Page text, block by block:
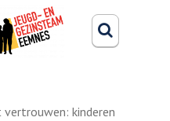
vertrouwen: kinderen